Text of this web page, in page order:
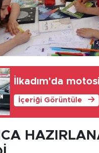
İlkadım'da
İçeriği Görüntüle